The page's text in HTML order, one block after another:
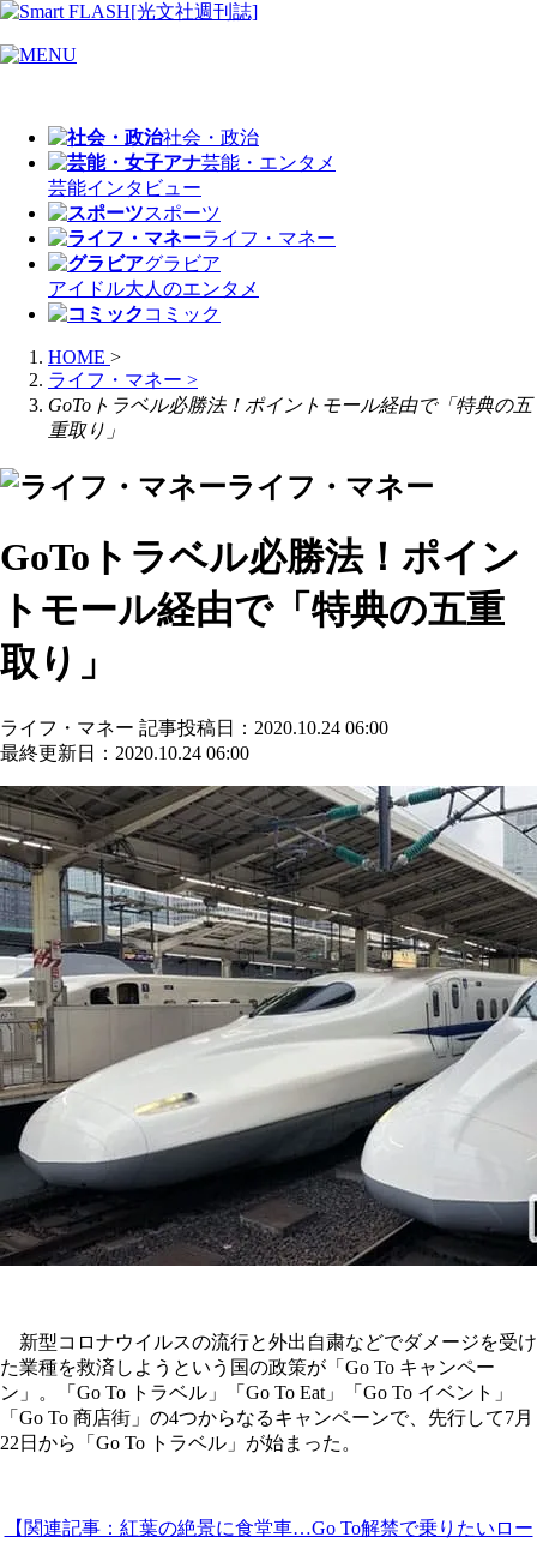
社会・政治
芸能・エンタメ
芸能インタビュー
スポーツ
ライフ・マネー
グラビア
アイドル大人のエンタメ
コミック
HOME >
ライフ・マネー >
GoToトラベル必勝法！ポイントモール経由で「特典の五
重取り」
ライフ・マネー
GoToトラベル必勝法！ポイン
トモール経由で「特典の五重
取り」
ライフ・マネー 記事投稿日：2020.10.24 06:00
最終更新日：2020.10.24 06:00
新型コロナウイルスの流行と外出自粛などでダメージを受け
た業種を救済しようという国の政策が「Go To キャンペー
ン」。「Go To トラベル」「Go To Eat」「Go To イベント」
「Go To 商店街」の4つからなるキャンペーンで、先行して7月
22日から「Go To トラベル」が始まった。
【関連記事：紅葉の絶景に食堂車…Go To解禁で乗りたいロー